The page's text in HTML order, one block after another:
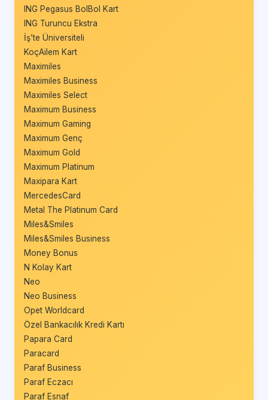
ING Pegasus BolBol Kart
ING Turuncu Ekstra
İş’te Üniversiteli
KoçAilem Kart
Maximiles
Maximiles Business
Maximiles Select
Maximum Business
Maximum Gaming
Maximum Genç
Maximum Gold
Maximum Platinum
Maxipara Kart
MercedesCard
Metal The Platinum Card
Miles&Smiles
Miles&Smiles Business
Money Bonus
N Kolay Kart
Neo
Neo Business
Opet Worldcard
Özel Bankacılık Kredi Kartı
Papara Card
Paracard
Paraf Business
Paraf Eczacı
Paraf Esnaf